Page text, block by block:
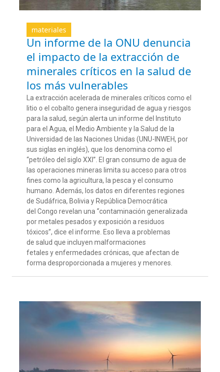
materiales
Un informe de la ONU denuncia
el impacto de la extracción de
minerales críticos en la salud de
los más vulnerables
La extracción acelerada de minerales críticos como el
litio o el cobalto genera inseguridad de agua y riesgos
para la salud, según alerta un informe del Instituto
para el Agua, el Medio Ambiente y la Salud de la
Universidad de las Naciones Unidas (UNU-INWEH, por
sus siglas en inglés), que los denomina como el
“petróleo del siglo XXI”. El gran consumo de agua de
las operaciones mineras limita su acceso para otros
fines como la agricultura, la pesca y el consumo
humano. Además, los datos en diferentes regiones
de Sudáfrica, Bolivia y República Democrática
del Congo revelan una “contaminación generalizada
por metales pesados y exposición a residuos
tóxicos”, dice el informe. Eso lleva a problemas
de salud que incluyen malformaciones
fetales y enfermedades crónicas, que afectan de
forma desproporcionada a mujeres y menores.